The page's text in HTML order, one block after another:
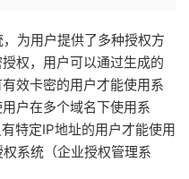
为用户提供了多种授权方
权，用户可以通过生成的
效卡密的用户才能使用系
户在多个域名下使用系
特定IP地址的用户才能使用
系统（企业授权管理系